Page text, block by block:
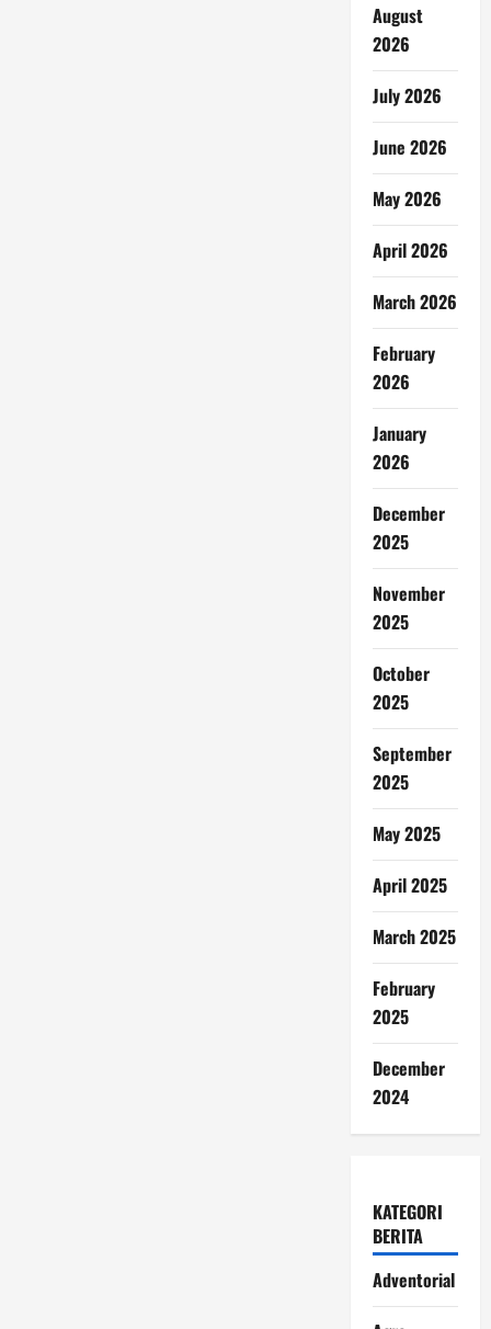
August
2026
July 2026
June 2026
May 2026
April 2026
March 2026
February
2026
January
2026
December
2025
November
2025
October
2025
September
2025
May 2025
April 2025
March 2025
February
2025
December
2024
KATEGORI
BERITA
Adventorial